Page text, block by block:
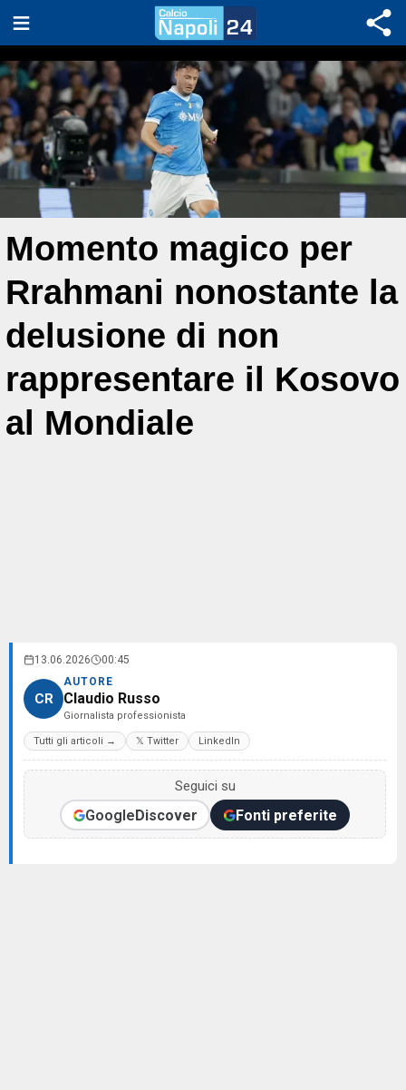
Momento magico per
Rrahmani nonostante la
delusione di non
rappresentare il Kosovo
al Mondiale
13.06.2026 00:45
CR
AUTORE
Claudio Russo
Giornalista professionista
Tutti gli articoli → 𝕏 Twitter LinkedIn
Seguici su
GoogleDiscover Fonti preferite